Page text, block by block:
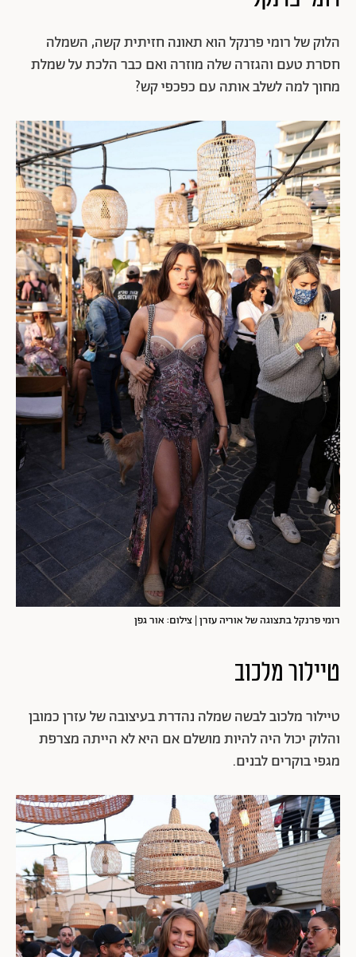
הלוק של רומי פרנקל הוא תאונה חזיתית קשה, השמלה
חסרת טעם והגזרה שלה מוזרה ואם כבר הלכת על שמלת
מחוך למה לשלב אותה עם כפכפי קש?
רומי פרנקל בתצוגה של אוריה עזרן | צילום: אור גפן
טיילור מלכוב
טיילור מלכוב לבשה שמלה נהדרת בעיצובה של עזרן כמובן
והלוק יכול היה להיות מושלם אם היא לא הייתה מצרפת
מגפי בוקרים לבנים.